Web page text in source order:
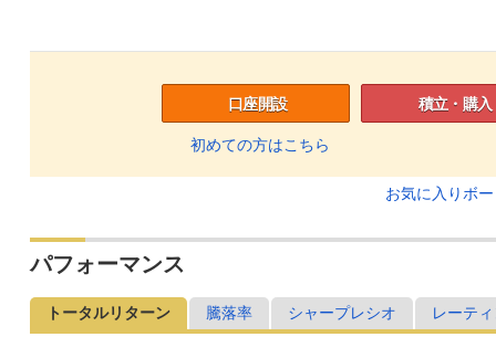
口座開設
初めての方はこちら
積立・購入
お気に入りボ
パフォーマンス
トータルリターン 騰落率 シャープレシオ レーテ